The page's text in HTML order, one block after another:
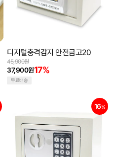
디지털충격감지 안전금고20
37,900원17%
45,900원
무료배송
16%